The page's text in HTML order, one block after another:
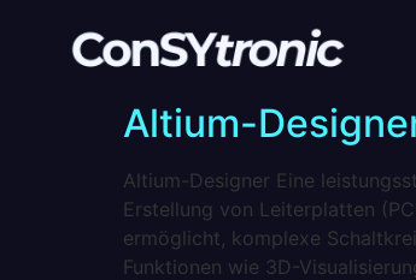
Altium-
Altium-Designer Eine
Erstellung von Leiterplatten
ermöglicht, komplexe
Funktionen wie 3D-